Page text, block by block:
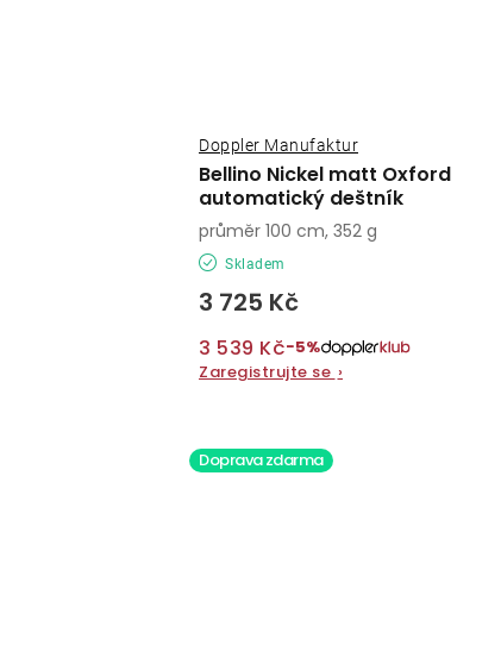
Bellino Nickel matt Oxford
automatický deštník
Doppler Manufaktur
Skladem
3 725 Kč
3 539 Kč−5%
Zaregistrujte se ›
průměr 100 cm, 352 g
Doprava zdarma